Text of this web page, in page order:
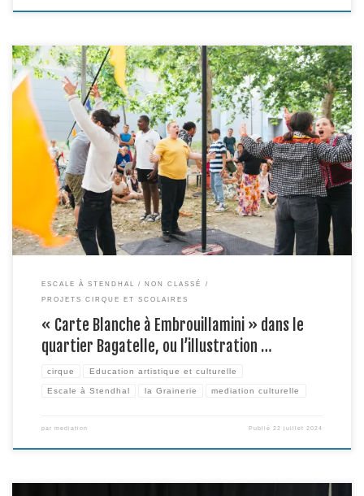
C’était le 28 juin dernier. Plus qu’une présentation de la création des
artistes associées à cette édition du projet « Escale à Stendhal », ce temps
en espace public était pensé comme une création spécifique, permettant à
la compagnie d’inviter d’autres artistes et de valoriser les rencontres
effectuées en amont avec les […]
ESCALE À STENDHAL
NON CLASSÉ
PROJETS CIRQUE ET SCOLAIRES
« Carte Blanche à Embrouillamini » dans le
quartier Bagatelle, ou l’illustration …
cirque Education artistique et culturelle
Escale à Stendhal la Grainerie mediation culturelle
par mediation Publié22 juillet 2024